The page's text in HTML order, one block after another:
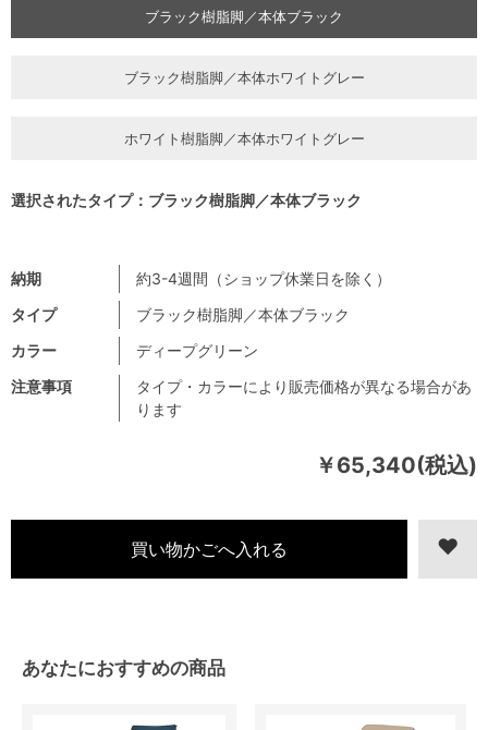
￥65,340(税込)
注意事項
タイプ・カラーにより販売価格が異なる場合があ
ります
納期
約3-4週間（ショップ休業日を除く）
タイプ
ブラック樹脂脚／本体ブラック
カラー
ディープグリーン
ブラック樹脂脚／本体ブラック
ブラック樹脂脚／本体ホワイトグレー
ホワイト樹脂脚／本体ホワイトグレー
選択されたタイプ：ブラック樹脂脚／本体ブラック
あなたにおすすめの商品